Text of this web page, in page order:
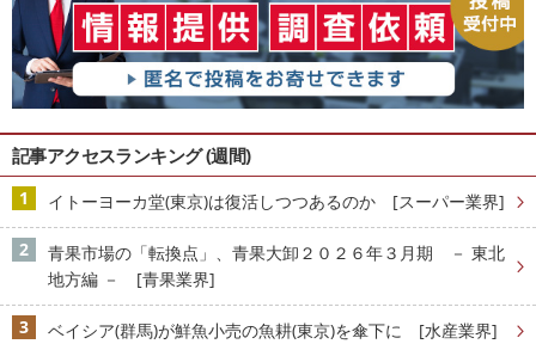
記事アクセスランキング (週間)
イトーヨーカ堂(東京)は復活しつつあるのか [スーパー業界]
青果市場の「転換点」、青果大卸２０２６年３月期 － 東北
地方編 － [青果業界]
ベイシア(群馬)が鮮魚小売の魚耕(東京)を傘下に [水産業界]